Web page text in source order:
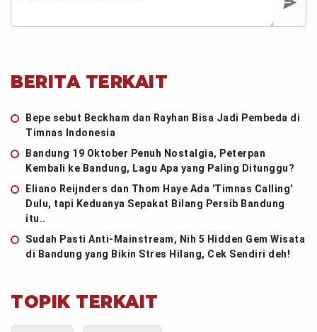
BERITA TERKAIT
Bepe sebut Beckham dan Rayhan Bisa Jadi Pembeda di
Timnas Indonesia
Bandung 19 Oktober Penuh Nostalgia, Peterpan
Kembali ke Bandung, Lagu Apa yang Paling Ditunggu?
Eliano Reijnders dan Thom Haye Ada 'Timnas Calling'
Dulu, tapi Keduanya Sepakat Bilang Persib Bandung
itu..
Sudah Pasti Anti-Mainstream, Nih 5 Hidden Gem Wisata
di Bandung yang Bikin Stres Hilang, Cek Sendiri deh!
TOPIK TERKAIT